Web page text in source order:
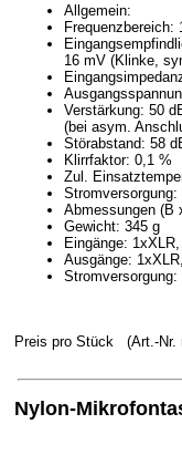
Allgemein:
Frequenzbereich:
16 mV (Klinke,
Verstärkung: 50
(bei asym.
Störabstand: 58
Klirrfaktor: 0,1 %
Zul.
Abmessungen (B
Gewicht: 345 g
Eingänge:
Ausgänge:
Stromversorgung:
Preis pro Stück (Art.-Nr.
Nylon-